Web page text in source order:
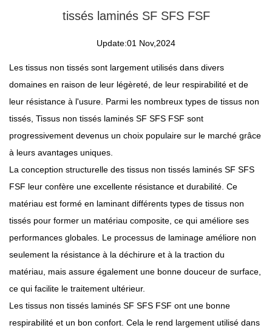
tissés laminés SF SFS FSF
Update:01 Nov,2024
Les tissus non tissés sont largement utilisés dans divers
domaines en raison de leur légèreté, de leur respirabilité et de
leur résistance à l'usure. Parmi les nombreux types de tissus non
tissés, Tissus non tissés laminés SF SFS FSF sont
progressivement devenus un choix populaire sur le marché grâce
à leurs avantages uniques.
La conception structurelle des tissus non tissés laminés SF SFS
FSF leur confère une excellente résistance et durabilité. Ce
matériau est formé en laminant différents types de tissus non
tissés pour former un matériau composite, ce qui améliore ses
performances globales. Le processus de laminage améliore non
seulement la résistance à la déchirure et à la traction du
matériau, mais assure également une bonne douceur de surface,
ce qui facilite le traitement ultérieur.
Les tissus non tissés laminés SF SFS FSF ont une bonne
respirabilité et un bon confort. Cela le rend largement utilisé dans